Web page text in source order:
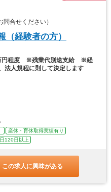
合せください）
（経験者の方）
万円程度 ※残業代別途支給 ※経
法人規程に則して決定します
産休・育休取得実績有り
120日以上
この求人に興味がある